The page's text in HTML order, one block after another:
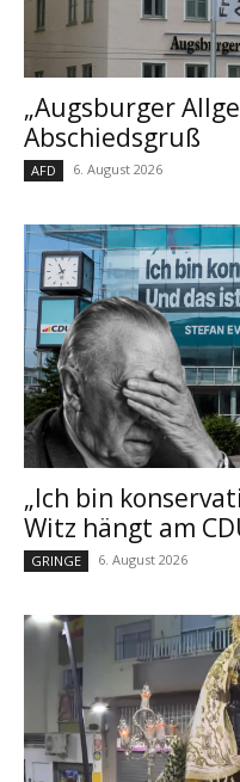
„Augsburger
Abschiedsgruß
AFD 6. August 2026
„Ich bin
Witz hängt am
GRINGE 6. August 2026